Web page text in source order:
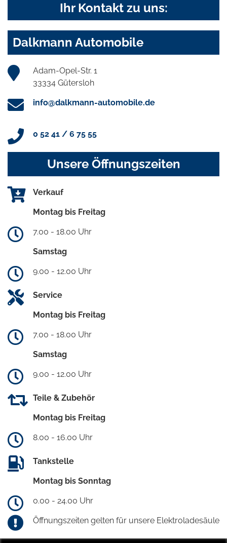
Ihr Kontakt zu uns:
Dalkmann Automobile
Adam-Opel-Str. 1
33334 Gütersloh
info@dalkmann-automobile.de
0 52 41 / 6 75 55
Unsere Öffnungszeiten
Verkauf
Montag bis Freitag
7.00 - 18.00 Uhr
Samstag
9.00 - 12.00 Uhr
Service
Montag bis Freitag
7.00 - 18.00 Uhr
Samstag
9.00 - 12.00 Uhr
Teile & Zubehör
Montag bis Freitag
8.00 - 16.00 Uhr
Tankstelle
Montag bis Sonntag
0.00 - 24.00 Uhr
Öffnungszeiten gelten für unsere Elektroladesäule